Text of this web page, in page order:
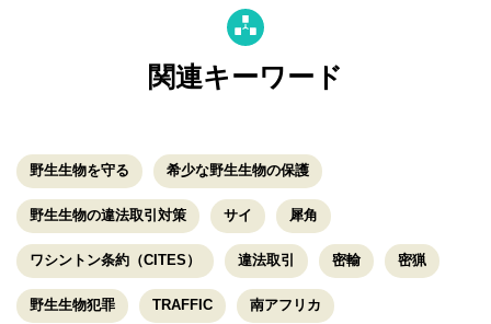
関連キーワード
野生生物を守る 希少な野生生物の保護
野生生物の違法取引対策 サイ 犀角
ワシントン条約（CITES） 違法取引 密輸 密猟
野生生物犯罪 TRAFFIC 南アフリカ